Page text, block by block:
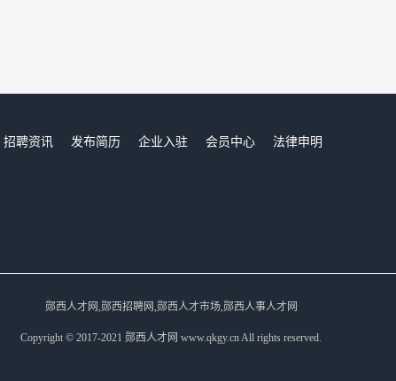
招聘资讯 发布简历 企业入驻 会员中心
法律申明
郧西人才网,郧西招聘网,郧西人才市场,郧西人事人才网
Copyright © 2017-2021 郧西人才网 www.qkgy.cn All rights reserved.